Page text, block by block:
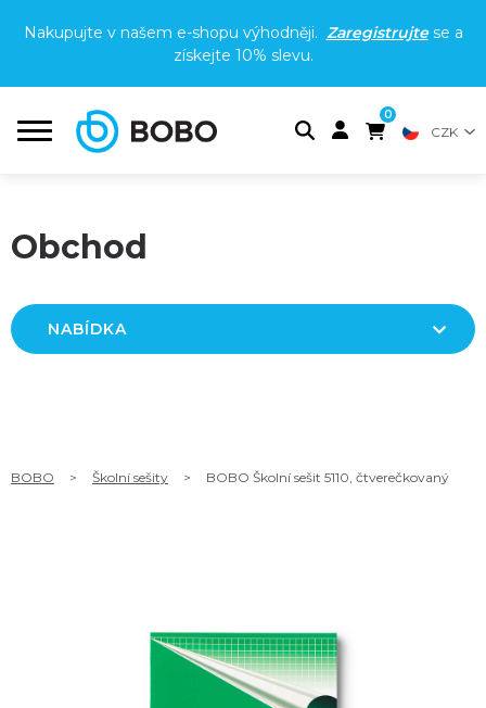
Nakupujte v našem e-shopu výhodněji. Zaregistrujtese a
získejte 10% slevu.
0
CZK
Obchod
NABÍDKA
BOBO > Školní sešity > BOBO Školní sešit 5110, čtverečkovaný